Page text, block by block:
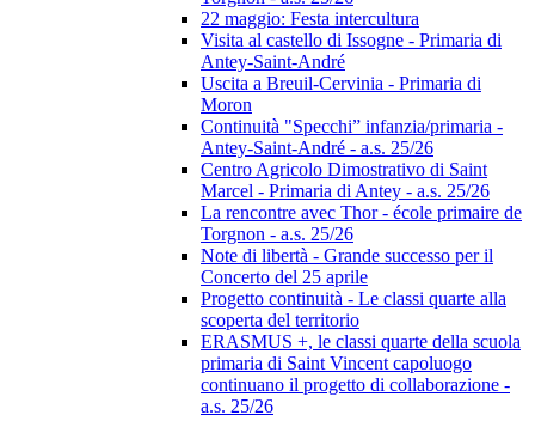
22 maggio: Festa intercultura
Visita al castello di Issogne - Primaria di
Antey-Saint-André
Uscita a Breuil-Cervinia - Primaria di
Moron
Continuità "Specchi” infanzia/primaria -
Antey-Saint-André - a.s. 25/26
Centro Agricolo Dimostrativo di Saint
Marcel - Primaria di Antey - a.s. 25/26
La rencontre avec Thor - école primaire de
Torgnon - a.s. 25/26
Note di libertà - Grande successo per il
Concerto del 25 aprile
Progetto continuità - Le classi quarte alla
scoperta del territorio
ERASMUS +, le classi quarte della scuola
primaria di Saint Vincent capoluogo
continuano il progetto di collaborazione -
a.s. 25/26